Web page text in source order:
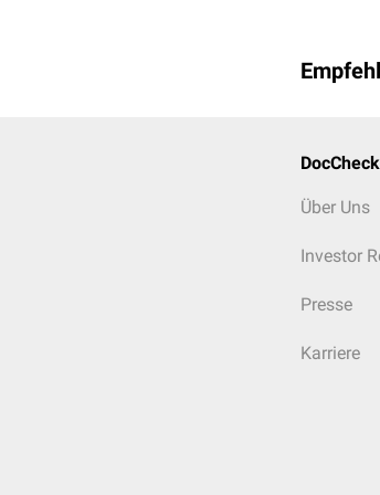
DocCheck
Über Uns
Investor
Presse
Karriere